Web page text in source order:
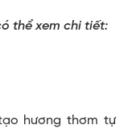
thể xem chi tiết:
hương thơm tự